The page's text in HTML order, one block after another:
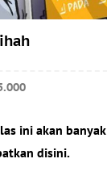
ini akan banyak
disini.